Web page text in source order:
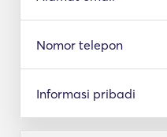
Nomor telepon
Informasi pribadi